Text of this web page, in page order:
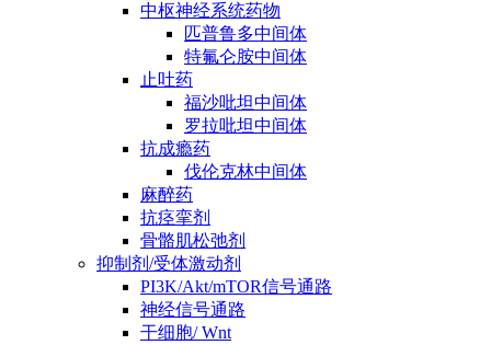
中枢神经系统药物
匹普鲁多中间体
特氟仑胺中间体
止吐药
福沙吡坦中间体
罗拉吡坦中间体
抗成瘾药
伐伦克林中间体
麻醉药
抗痉挛剂
骨骼肌松弛剂
抑制剂/受体激动剂
PI3K/Akt/mTOR信号通路
神经信号通路
干细胞/ Wnt